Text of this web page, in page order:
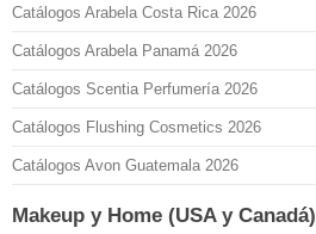
Catálogos Arabela Costa Rica 2026
Catálogos Arabela Panamá 2026
Catálogos Scentia Perfumería 2026
Catálogos Flushing Cosmetics 2026
Catálogos Avon Guatemala 2026
Makeup y Home (USA y Canadá)